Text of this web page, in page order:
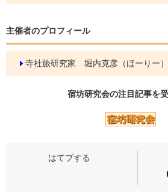
主催者のプロフィール
寺社旅研究家 堀内克彦（ほーりー
宿坊研究会の注目記事を